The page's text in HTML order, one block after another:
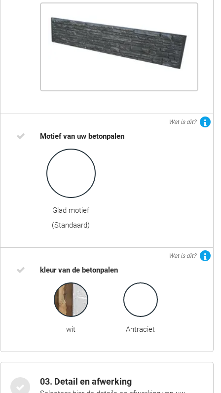
Wat is dit?
Motief van uw betonpalen
Glad motief
(Standaard)
Wat is dit?
kleur van de betonpalen
wit Antraciet
03. Detail en afwerking